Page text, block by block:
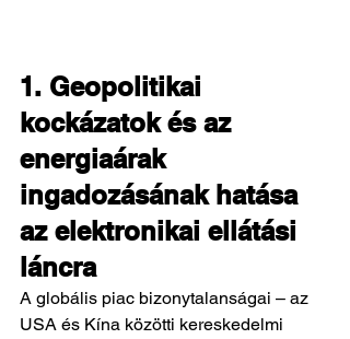
1. Geopolitikai
kockázatok és az
energiaárak
ingadozásának hatása
az elektronikai ellátási
láncra
A globális piac bizonytalanságai – az
USA és Kína közötti kereskedelmi